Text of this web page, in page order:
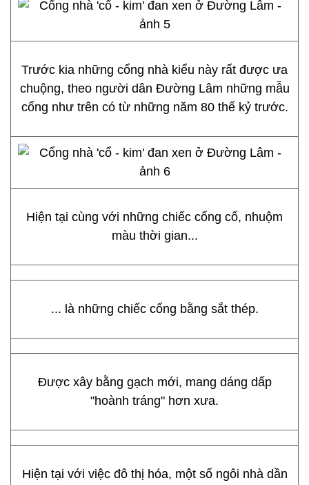
Trước kia những cổng nhà kiểu này rất được ưa
chuộng, theo người dân Đường Lâm những mẫu
cổng như trên có từ những năm 80 thế kỷ trước.
Hiện tại cùng với những chiếc cổng cổ, nhuộm
màu thời gian...
... là những chiếc cổng bằng sắt thép.
Được xây bằng gạch mới, mang dáng dấp
"hoành tráng" hơn xưa.
Hiện tại với việc đô thị hóa, một số ngôi nhà dần